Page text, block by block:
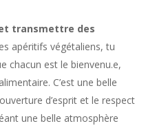
transmettre des
apéritifs végétaliens, tu
chacun est le bienvenu.e,
C’est une belle
d’esprit et le respect
une belle atmosphère